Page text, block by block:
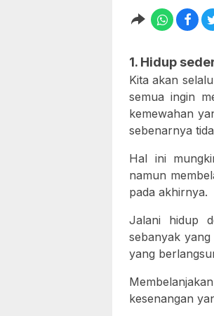
1. Hidup
Kita akan
semua ingin
kemewahan
sebenarnya
Hal ini
namun
pada akhirnya.
Jalani hidup
sebanyak
yang
kesenangan